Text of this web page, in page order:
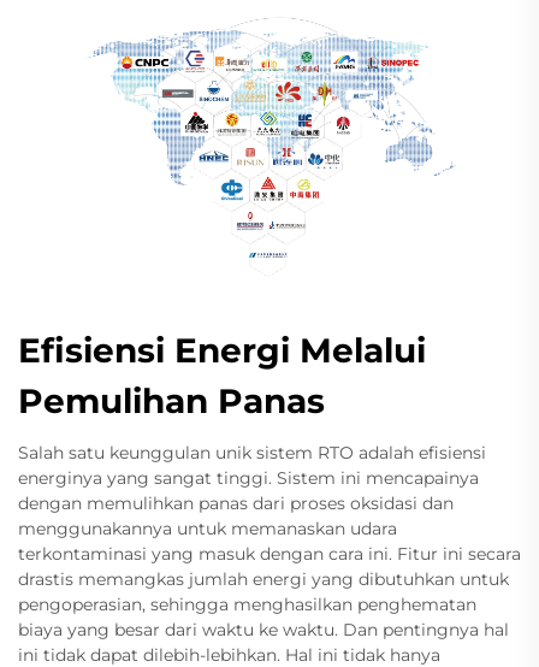
Efisiensi Energi Melalui
Pemulihan Panas
Salah satu keunggulan unik sistem RTO adalah efisiensi
energinya yang sangat tinggi. Sistem ini mencapainya
dengan memulihkan panas dari proses oksidasi dan
menggunakannya untuk memanaskan udara
terkontaminasi yang masuk dengan cara ini. Fitur ini secara
drastis memangkas jumlah energi yang dibutuhkan untuk
pengoperasian, sehingga menghasilkan penghematan
biaya yang besar dari waktu ke waktu. Dan pentingnya hal
ini tidak dapat dilebih-lebihkan. Hal ini tidak hanya